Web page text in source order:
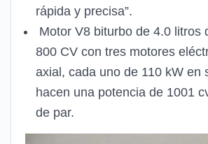
rápida y precisa”.
Motor V8 biturbo de 4.0 litros
800 CV con tres motores
axial, cada uno de 110 kW en
hacen una potencia de 1001
de par.